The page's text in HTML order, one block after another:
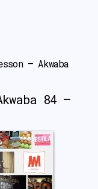
– Akwaba
84 –